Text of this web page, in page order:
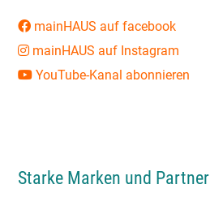
mainHAUS auf facebook
mainHAUS auf Instagram
YouTube-Kanal abonnieren
Starke Marken und Partner